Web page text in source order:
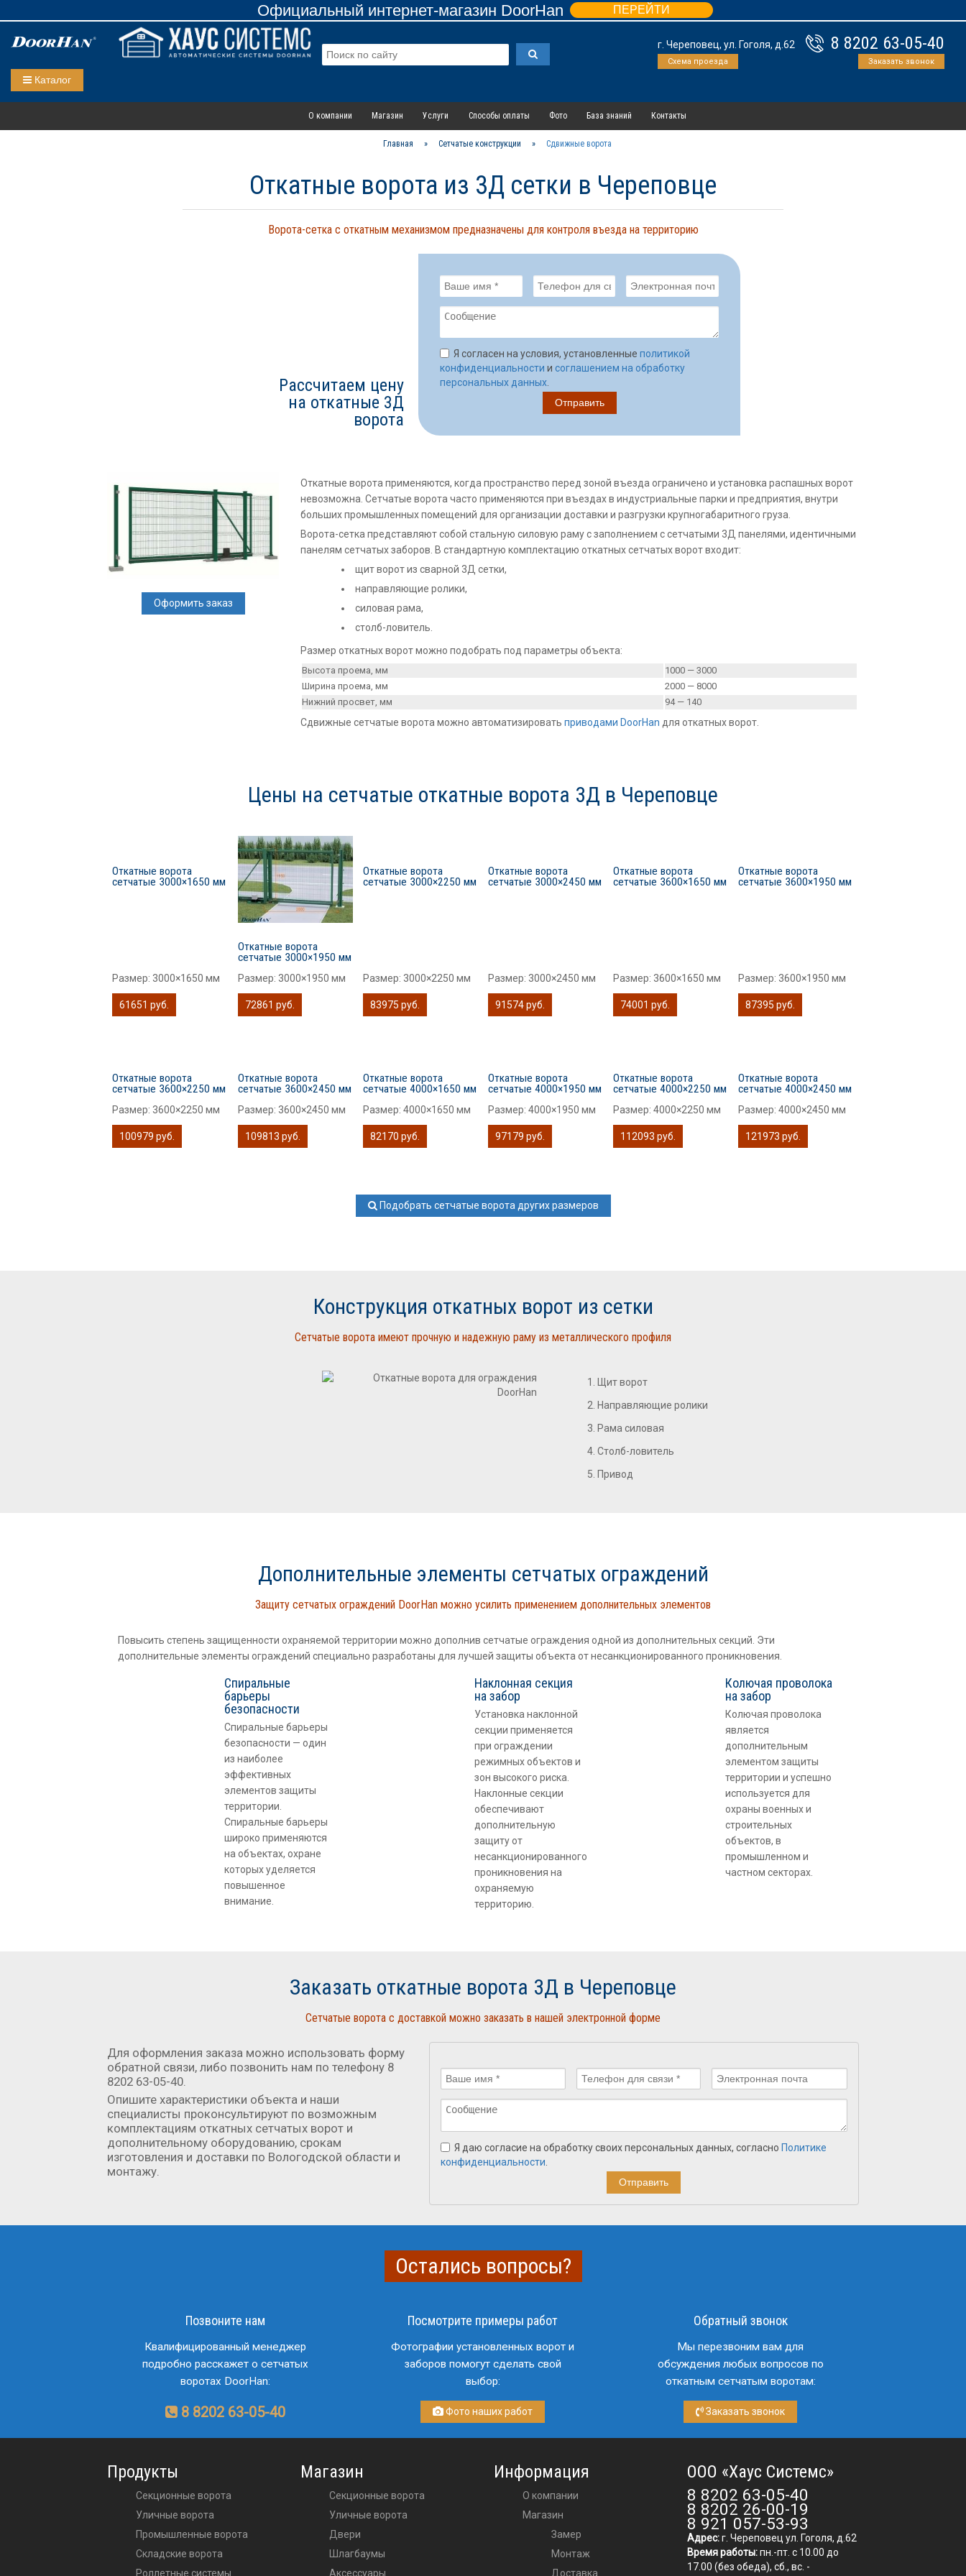
Официальный интернет-магазин DoorHan ПЕРЕЙТИ
8 8202 63-05-40
Заказать звонок
г. Череповец, ул. Гоголя, д.62
Схема проезда
Каталог
О компании Магазин Услуги Способы оплаты Фото База знаний Контакты
Главная » Сетчатые конструкции » Сдвижные ворота
Откатные ворота из 3Д сетки в Череповце
Ворота-сетка с откатным механизмом предназначены для контроля въезда на территорию
Рассчитаем цену
на откатные 3Д
ворота
Я согласен на условия, установленныеполитикой
конфиденциальности исоглашением на обработку
персональных данных.
Оформить заказ
Откатные ворота применяются, когда пространство перед зоной въезда ограничено и установка распашных ворот
невозможна. Сетчатые ворота часто применяются при въездах в индустриальные парки и предприятия, внутри
больших промышленных помещений для организации доставки и разгрузки крупногабаритного груза.
Ворота-сетка представляют собой стальную силовую раму с заполнением с сетчатыми 3Д панелями, идентичными
панелям сетчатых заборов. В стандартную комплектацию откатных сетчатых ворот входит:
щит ворот из сварной 3Д сетки,
направляющие ролики,
силовая рама,
столб-ловитель.
Размер откатных ворот можно подобрать под параметры объекта:
Высота проема, мм
1000 — 3000
Ширина проема, мм
2000 — 8000
Нижний просвет, мм
94 — 140
Сдвижные сетчатые ворота можно автоматизироватьприводами DoorHan для откатных ворот.
Цены на сетчатые откатные ворота 3Д в Череповце
Откатные ворота
сетчатые 3000×1650 мм
Размер: 3000×1650 мм
61651 руб.
Откатные ворота
сетчатые 3000×1950 мм
Размер: 3000×1950 мм
72861 руб.
Откатные ворота
сетчатые 3000×2250 мм
Размер: 3000×2250 мм
83975 руб.
Откатные ворота
сетчатые 3000×2450 мм
Размер: 3000×2450 мм
91574 руб.
Откатные ворота
сетчатые 3600×1650 мм
Размер: 3600×1650 мм
74001 руб.
Откатные ворота
сетчатые 3600×1950 мм
Размер: 3600×1950 мм
87395 руб.
Откатные ворота
сетчатые 3600×2250 мм
Размер: 3600×2250 мм
100979 руб.
Откатные ворота
сетчатые 3600×2450 мм
Размер: 3600×2450 мм
109813 руб.
Откатные ворота
сетчатые 4000×1650 мм
Размер: 4000×1650 мм
82170 руб.
Откатные ворота
сетчатые 4000×1950 мм
Размер: 4000×1950 мм
97179 руб.
Откатные ворота
сетчатые 4000×2250 мм
Размер:4000×2250 мм
112093 руб.
Откатные ворота
сетчатые 4000×2450 мм
Размер:4000×2450 мм
121973 руб.
Подобрать сетчатые ворота других размеров
Конструкция откатных ворот из сетки
Сетчатые ворота имеют прочную и надежную раму из металлического профиля
Щит вoрот
Направляющие ролики
Рама силовая
Столб-ловитель
Привод
Дополнительные элементы сетчатых ограждений
Защиту сетчатых ограждений DoorHan можно усилить применением дополнительных элементов
Повысить степень защищенности охраняемой территории можно дополнив сетчатые ограждения одной из дополнительных секций. Эти
дополнительные элементы ограждений специально разработаны для лучшей защиты объекта от несанкционированного проникновения.
Спиральные
барьеры
безoпасности
Спиральные барьеры
безопасности — один
из наиболее
эффективных
элементов защиты
территории.
Спиральные барьеры
широко применяются
на объектах, охране
которых уделяется
повышенное
внимание.
Наклонная секция
на забор
Установка наклонной
секции применяется
при ограждении
режимных объектов и
зон высокого риска.
Наклонные секции
обеспечивают
дополнительную
защиту от
несанкционированного
проникновения на
охраняемую
территорию.
Колючая проволока
на забор
Колючая проволока
является
дополнительным
элементом защиты
территории и успешно
используется для
охраны военных и
строительных
объектов, в
промышленном и
частном секторах.
Заказать откатные ворота 3Д в Череповце
Сетчатые ворота с доставкой можно заказать в нашей электронной форме
Для оформления заказа можно использовать форму
обратной связи, либо позвонить нам по телефону 8
8202 63-05-40.
Опишите характеристики объекта и наши
специалисты проконсультируют по возможным
комплектациям откатных сетчатых ворот и
дополнительному оборудованию, срокам
изготовления и доставки по Вологодской области и
монтажу.
Я даю согласие на обработку своих персональных данных, согласно Политике
конфиденциальности
Остались вопросы?
Позвоните нам
Квалифицированный менеджер
подробно расскажет о сетчатых
воротах DoorHan:
8 8202 63-05-40
Посмотрите примеры работ
Фотографии установленных ворот и
заборов помогут сделать свой
выбор:
Фото наших работ
Обратный звонок
Мы перезвоним вам для
обсуждения любых вопросов по
откатным сетчатым воротам:
Заказать звонок
Продукты
Секционные ворота
Уличные ворота
Промышленные ворота
Складские ворота
Роллетные системы
Магазин
Секционные ворота
Уличные ворота
двери
шлагбаумы
аксессуары
Информация
О компании
Магазин
Замер
Монтаж
Доставка
ООО «Хаус Системс»
8 8202 63-05-40
8 8202 26-00-19
8 921 057-53-93
Адрес:г. Череповец ул. Гоголя, д.62
Время работы:пн.-пт. с 10.00 до
17.00 (без обеда), сб., вс. -